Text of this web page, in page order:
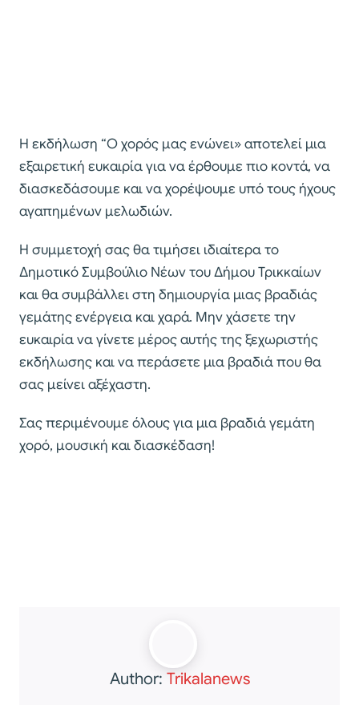
Η εκδήλωση “Ο χορός μας ενώνει» αποτελεί μια
εξαιρετική ευκαιρία για να έρθουμε πιο κοντά, να
διασκεδάσουμε και να χορέψουμε υπό τους ήχους
αγαπημένων μελωδιών.
Η συμμετοχή σας θα τιμήσει ιδιαίτερα το
Δημοτικό Συμβούλιο Νέων του Δήμου Τρικκαίων
και θα συμβάλλει στη δημιουργία μιας βραδιάς
γεμάτης ενέργεια και χαρά. Μην χάσετε την
ευκαιρία να γίνετε μέρος αυτής της ξεχωριστής
εκδήλωσης και να περάσετε μια βραδιά που θα
σας μείνει αξέχαστη.
Σας περιμένουμε όλους για μια βραδιά γεμάτη
χορό, μουσική και διασκέδαση!
Author: Trikalanews